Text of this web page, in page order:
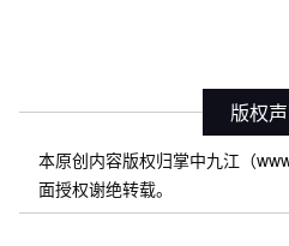
版权
本原创内容版权归掌中九江（
面授权谢绝转载。